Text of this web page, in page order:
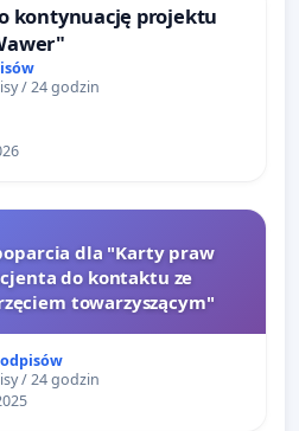
kontynuację projektu
/ 24 godzin
dla "Karty praw
do kontaktu ze
towarzyszącym"
/ 24 godzin